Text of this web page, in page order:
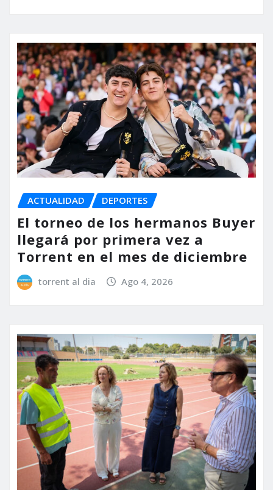
ACTUALIDAD DEPORTES
El torneo de los hermanos Buyer
llegará por primera vez a
Torrent en el mes de diciembre
torrent al dia Ago 4, 2026